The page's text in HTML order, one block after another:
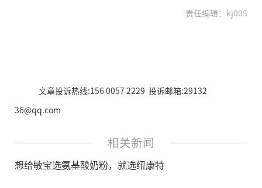
责任编辑：kj005
文章投诉热线:156 0057 2229 投诉邮箱:29132
36@qq.com
相关新闻
想给敏宝选氨基酸奶粉，就选纽康特